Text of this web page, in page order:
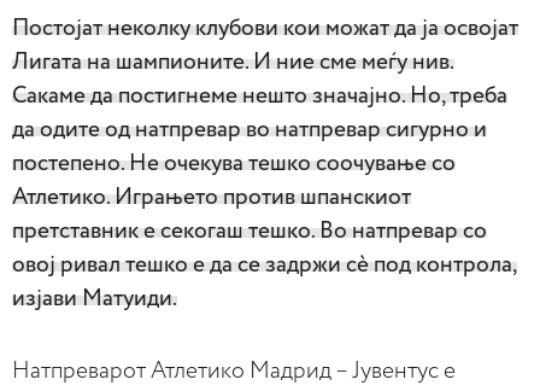
Постојат неколку клубови кои можат да ја освојат
Лигата на шампионите. И ние сме меѓу нив.
Сакаме да постигнеме нешто значајно. Но, треба
да одите од натпревар во натпревар сигурно и
постепено. Не очекува тешко соочување со
Атлетико. Играњето против шпанскиот
претставник е секогаш тешко. Во натпревар со
овој ривал тешко е да се задржи сè под контрола,
изјави Матуиди.
Натпреварот Атлетико Мадрид – Јувентус е